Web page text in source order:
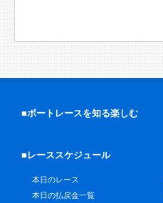
■ボートレースを知る楽しむ
■レーススケジュール
本日のレース
本日の払戻金一覧